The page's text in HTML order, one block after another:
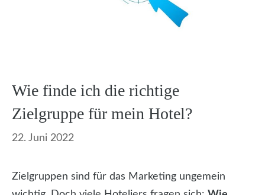
Wie finde ich die richtige
Zielgruppe für mein Hotel?
22. Juni 2022
Zielgruppen sind für das Marketing ungemein